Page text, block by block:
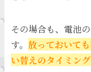
その場合も、電池
す。 放っておいて
い替えのタイミン